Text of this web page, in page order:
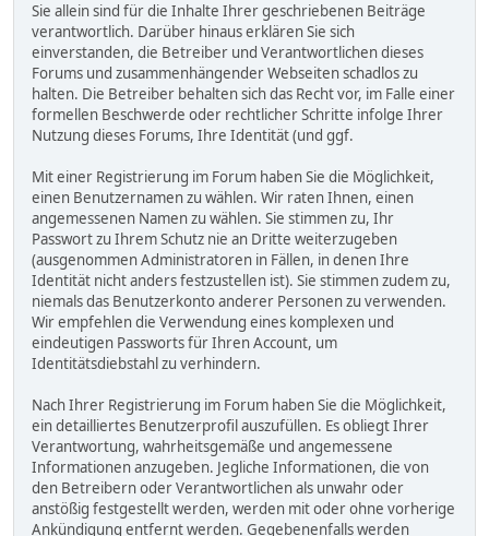
Sie allein sind für die Inhalte Ihrer geschriebenen Beiträge
verantwortlich. Darüber hinaus erklären Sie sich
einverstanden, die Betreiber und Verantwortlichen dieses
Forums und zusammenhängender Webseiten schadlos zu
halten. Die Betreiber behalten sich das Recht vor, im Falle einer
formellen Beschwerde oder rechtlicher Schritte infolge Ihrer
Nutzung dieses Forums, Ihre Identität (und ggf.
Mit einer Registrierung im Forum haben Sie die Möglichkeit,
einen Benutzernamen zu wählen. Wir raten Ihnen, einen
angemessenen Namen zu wählen. Sie stimmen zu, Ihr
Passwort zu Ihrem Schutz nie an Dritte weiterzugeben
(ausgenommen Administratoren in Fällen, in denen Ihre
Identität nicht anders festzustellen ist). Sie stimmen zudem zu,
niemals das Benutzerkonto anderer Personen zu verwenden.
Wir empfehlen die Verwendung eines komplexen und
eindeutigen Passworts für Ihren Account, um
Identitätsdiebstahl zu verhindern.
Nach Ihrer Registrierung im Forum haben Sie die Möglichkeit,
ein detailliertes Benutzerprofil auszufüllen. Es obliegt Ihrer
Verantwortung, wahrheitsgemäße und angemessene
Informationen anzugeben. Jegliche Informationen, die von
den Betreibern oder Verantwortlichen als unwahr oder
anstößig festgestellt werden, werden mit oder ohne vorherige
Ankündigung entfernt werden. Gegebenenfalls werden